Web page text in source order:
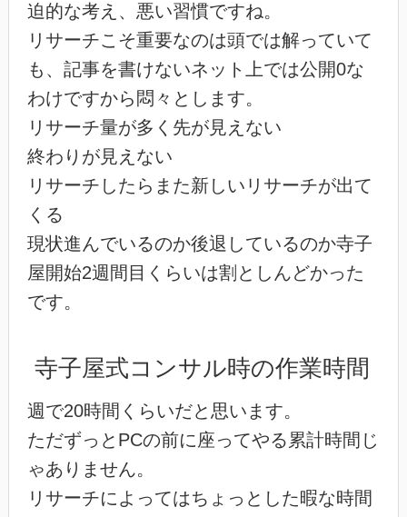
迫的な考え、悪い習慣ですね。
リサーチこそ重要なのは頭では解っていて
も、記事を書けないネット上では公開0な
わけですから悶々とします。
リサーチ量が多く先が見えない
終わりが見えない
リサーチしたらまた新しいリサーチが出て
くる
現状進んでいるのか後退しているのか寺子
屋開始2週間目くらいは割としんどかった
です。
寺子屋式コンサル時の作業時間
週で20時間くらいだと思います。
ただずっとPCの前に座ってやる累計時間じ
ゃありません。
リサーチによってはちょっとした暇な時間